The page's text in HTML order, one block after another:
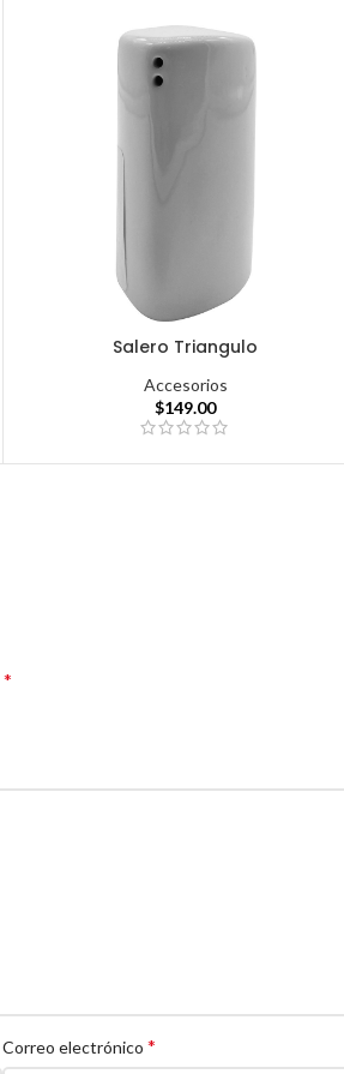
Salero Triangulo
Accesorios
$149.00
*
Correo electrónico *